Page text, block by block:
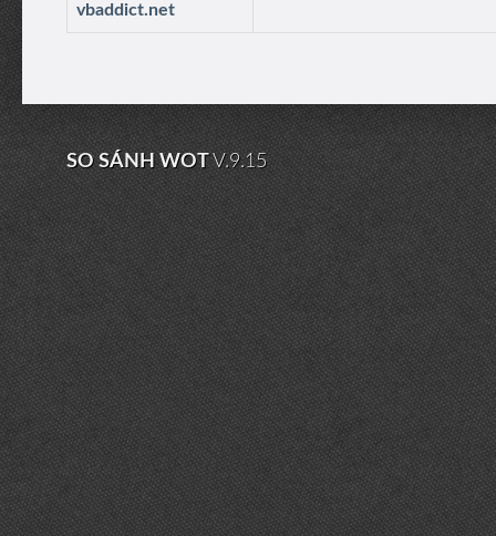
vbaddict.net
SO SÁNH WOTV.9.15